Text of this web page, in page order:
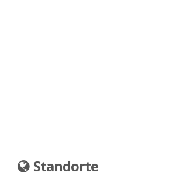
Standorte